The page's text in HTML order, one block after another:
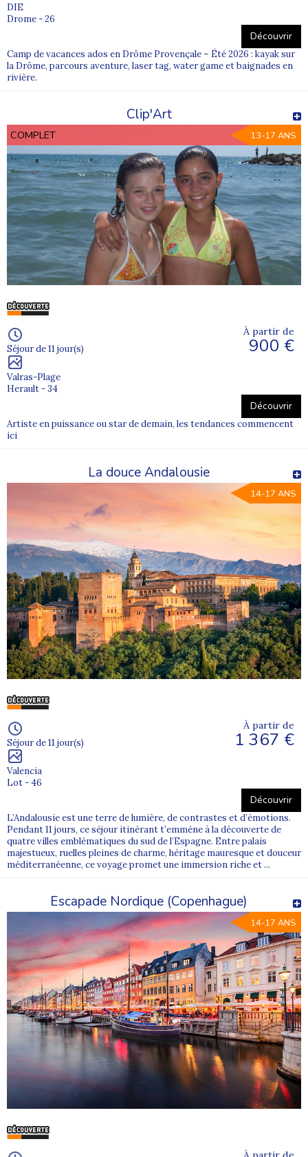
DIE
Drome - 26
Découvrir
Camp de vacances ados en Drôme Provençale – Été 2026 : kayak sur
la Drôme, parcours aventure, laser tag, water game et baignades en
rivière.
Clip'Art
COMPLET 13-17 ANS
Séjour de 11 jour(s)
Valras-Plage
Herault - 34
À partir de
900 €
Découvrir
Artiste en puissance ou star de demain, les tendances commencent
ici
La douce Andalousie
14-17 ANS
Séjour de 11 jour(s)
Valencia
Lot - 46
À partir de
1 367 €
Découvrir
L’Andalousie est une terre de lumière, de contrastes et d’émotions.
Pendant 11 jours, ce séjour itinérant t’emmène à la découverte de
quatre villes emblématiques du sud de l’Espagne. Entre palais
majestueux, ruelles pleines de charme, héritage mauresque et douceur
méditerranéenne, ce voyage promet une immersion riche et ...
Escapade Nordique (Copenhague)
14-17 ANS